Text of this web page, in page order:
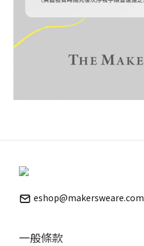
eshop@makersweare.com
一般條款